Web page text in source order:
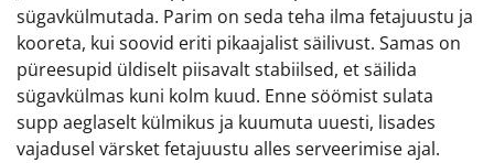
sügavkülmutada. Parim on seda teha ilma fetajuustu ja
kooreta, kui soovid eriti pikaajalist säilivust. Samas on
püreesupid üldiselt piisavalt stabiilsed, et säilida
sügavkülmas kuni kolm kuud. Enne söömist sulata
supp aeglaselt külmikus ja kuumuta uuesti, lisades
vajadusel värsket fetajuustu alles serveerimise ajal.